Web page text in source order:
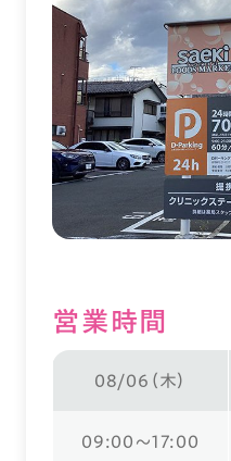
営業時間
08/06（木）
09:00～17:00